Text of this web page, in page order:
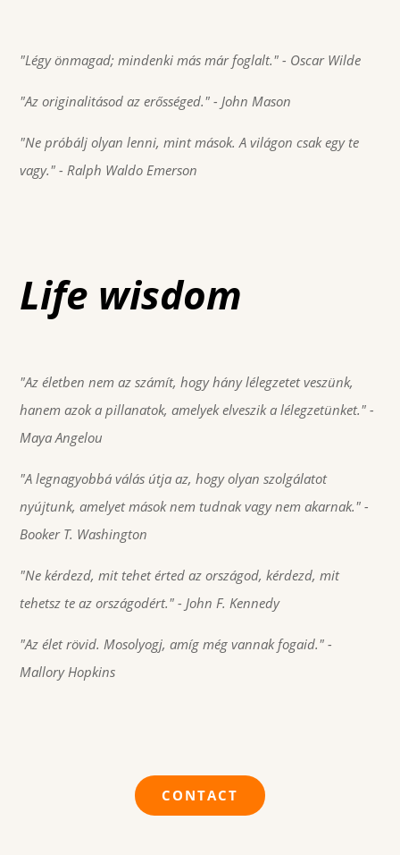
"Légy önmagad; mindenki más már foglalt." - Oscar Wilde
"Az originalitásod az erősséged." - John Mason
"Ne próbálj olyan lenni, mint mások. A világon csak egy te
vagy." - Ralph Waldo Emerson
Life wisdom
"Az életben nem az számít, hogy hány lélegzetet veszünk,
hanem azok a pillanatok, amelyek elveszik a lélegzetünket." -
Maya Angelou
"A legnagyobbá válás útja az, hogy olyan szolgálatot
nyújtunk, amelyet mások nem tudnak vagy nem akarnak." -
Booker T. Washington
"Ne kérdezd, mit tehet érted az országod, kérdezd, mit
tehetsz te az országodért." - John F. Kennedy
"Az élet rövid. Mosolyogj, amíg még vannak fogaid." -
Mallory Hopkins
CONTACT